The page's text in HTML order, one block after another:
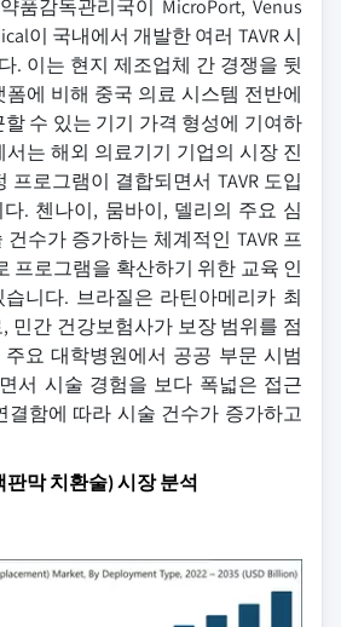
품감독관리국이 MicroPort, Venus
이 국내에서 개발한 여러 TAVR 시
. 이는 현지 제조업체 간 경쟁을 뒷
에 비해 중국 의료 시스템 전반에
수 있는 기기 가격 형성에 기여하
는 해외 의료기기 기업의 시장 진
프로그램이 결합되면서 TAVR 도입
. 첸나이, 뭄바이, 델리의 주요 심
수가 증가하는 체계적인 TAVR 프
프로그램을 확산하기 위한 교육 인
니다. 브라질은 라틴아메리카 최
, 민간 건강보험사가 보장 범위를 점
요 대학병원에서 공공 부문 시범
서 시술 경험을 보다 폭넓은 접근
결함에 따라 시술 건수가 증가하고
판막 치환술) 시장 분석